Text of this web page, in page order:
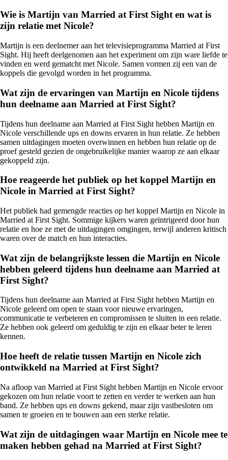
Wie is Martijn van Married at First Sight en wat is
zijn relatie met Nicole?
Martijn is een deelnemer aan het televisieprogramma Married at First
Sight. Hij heeft deelgenomen aan het experiment om zijn ware liefde te
vinden en werd gematcht met Nicole. Samen vormen zij een van de
koppels die gevolgd worden in het programma.
Wat zijn de ervaringen van Martijn en Nicole tijdens
hun deelname aan Married at First Sight?
Tijdens hun deelname aan Married at First Sight hebben Martijn en
Nicole verschillende ups en downs ervaren in hun relatie. Ze hebben
samen uitdagingen moeten overwinnen en hebben hun relatie op de
proef gesteld gezien de ongebruikelijke manier waarop ze aan elkaar
gekoppeld zijn.
Hoe reageerde het publiek op het koppel Martijn en
Nicole in Married at First Sight?
Het publiek had gemengde reacties op het koppel Martijn en Nicole in
Married at First Sight. Sommige kijkers waren geïntrigeerd door hun
relatie en hoe ze met de uitdagingen omgingen, terwijl anderen kritisch
waren over de match en hun interacties.
Wat zijn de belangrijkste lessen die Martijn en Nicole
hebben geleerd tijdens hun deelname aan Married at
First Sight?
Tijdens hun deelname aan Married at First Sight hebben Martijn en
Nicole geleerd om open te staan voor nieuwe ervaringen,
communicatie te verbeteren en compromissen te sluiten in een relatie.
Ze hebben ook geleerd om geduldig te zijn en elkaar beter te leren
kennen.
Hoe heeft de relatie tussen Martijn en Nicole zich
ontwikkeld na Married at First Sight?
Na afloop van Married at First Sight hebben Martijn en Nicole ervoor
gekozen om hun relatie voort te zetten en verder te werken aan hun
band. Ze hebben ups en downs gekend, maar zijn vastbesloten om
samen te groeien en te bouwen aan een sterke relatie.
Wat zijn de uitdagingen waar Martijn en Nicole mee te
maken hebben gehad na Married at First Sight?